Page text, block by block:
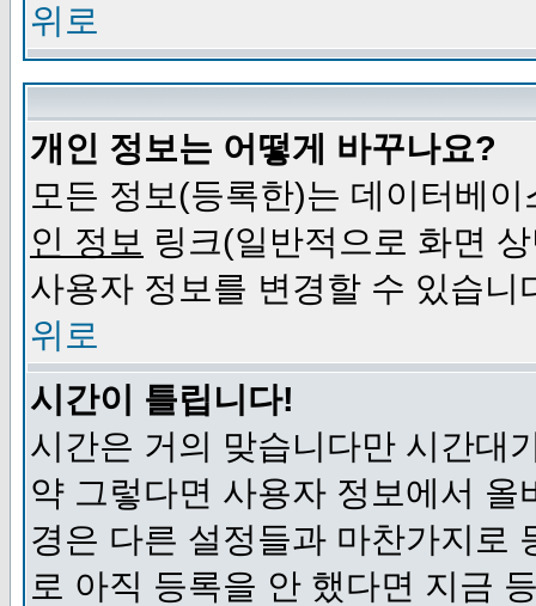
위로
개인 정보는 어떻게 바꾸나요?
모든 정보(등록한)는 데이터베
인 정보 링크(일반적으로 화면
사용자 정보를 변경할 수 있습니
위로
시간이 틀립니다!
시간은 거의 맞습니다만 시간대
약 그렇다면 사용자 정보에서
경은 다른 설정들과 마찬가지로
로 아직 등록을 안 했다면 지금